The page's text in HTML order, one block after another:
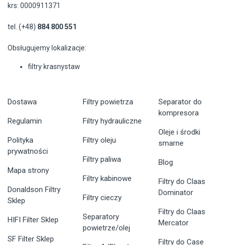
krs: 0000911371
tel. (+48) 884 800 551
Obsługujemy lokalizacje:
filtry krasnystaw
Dostawa
Regulamin
Polityka
prywatności
Mapa strony
Donaldson Filtry
Sklep
HIFI Filter Sklep
SF Filter Sklep
Filtry powietrza
Filtry hydrauliczne
Filtry oleju
Filtry paliwa
Filtry kabinowe
Filtry cieczy
Separatory
powietrze/olej
Separator do
kompresora
Oleje i środki
smarne
Blog
Filtry do Claas
Dominator
Filtry do Claas
Mercator
Filtry do Case